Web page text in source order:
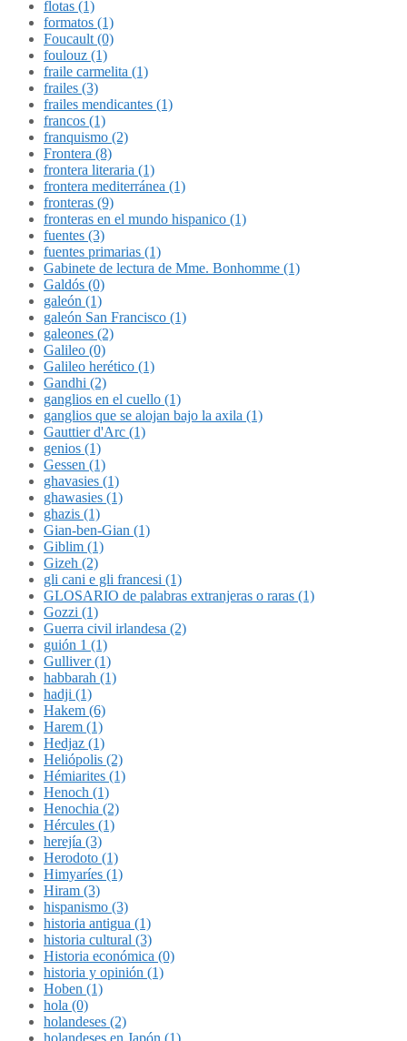
flotas (1)
formatos (1)
Foucault (0)
foulouz (1)
fraile carmelita (1)
frailes (3)
frailes mendicantes (1)
francos (1)
franquismo (2)
Frontera (8)
frontera literaria (1)
frontera mediterránea (1)
fronteras (9)
fronteras en el mundo hispanico (1)
fuentes (3)
fuentes primarias (1)
Gabinete de lectura de Mme. Bonhomme (1)
Galdós (0)
galeón (1)
galeón San Francisco (1)
galeones (2)
Galileo (0)
Galileo herético (1)
Gandhi (2)
ganglios en el cuello (1)
ganglios que se alojan bajo la axila (1)
Gauttier d'Arc (1)
genios (1)
Gessen (1)
ghavasies (1)
ghawasies (1)
ghazis (1)
Gian-ben-Gian (1)
Giblim (1)
Gizeh (2)
gli cani e gli francesi (1)
GLOSARIO de palabras extranjeras o raras (1)
Gozzi (1)
Guerra civil irlandesa (2)
guión 1 (1)
Gulliver (1)
habbarah (1)
hadji (1)
Hakem (6)
Harem (1)
Hedjaz (1)
Heliópolis (2)
Hémiarites (1)
Henoch (1)
Henochia (2)
Hércules (1)
herejía (3)
Herodoto (1)
Himyaríes (1)
Hiram (3)
hispanismo (3)
historia antigua (1)
historia cultural (3)
Historia económica (0)
historia y opinión (1)
Hoben (1)
hola (0)
holandeses (2)
holandeses en Japón (1)